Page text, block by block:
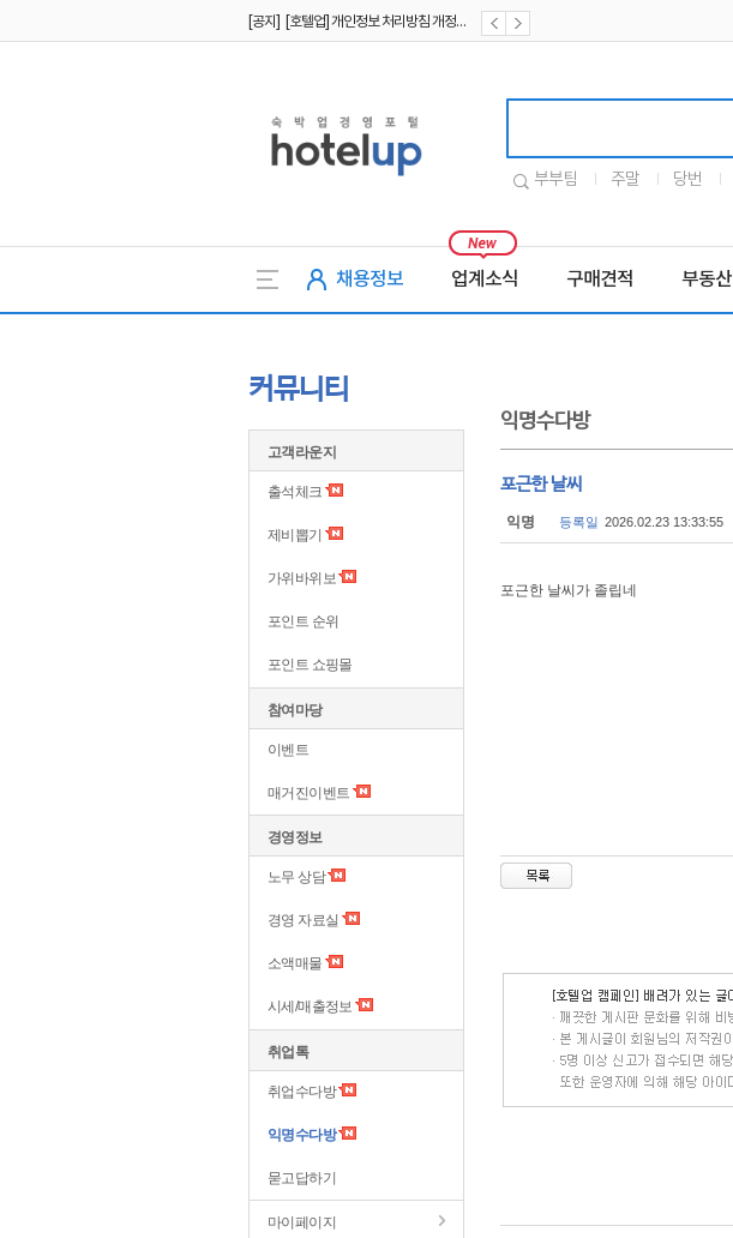
부부팀 주말 당번
채용정보 업계소식 구매견적 부동산
커뮤니티
고객라운지
출석체크
제비뽑기
가위바위보
포인트 순위
포인트 쇼핑몰
참여마당
이벤트
매거진이벤트
경영정보
노무 상담
경영 자료실
소액매물
시세/매출정보
취업톡
취업수다방
익명수다방
묻고답하기
마이페이지
익명수다방
포근한 날씨
익명 등록일 2026.02.23 13:33:55
포근한 날씨가 졸립네